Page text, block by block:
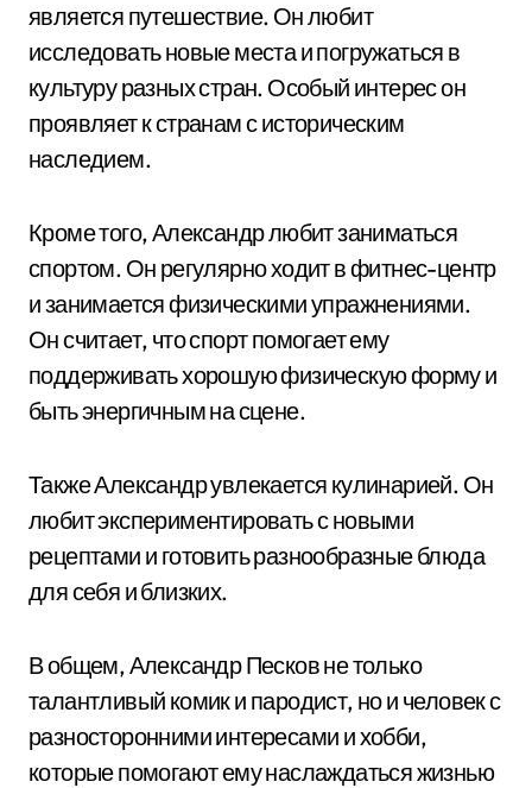
является путешествие. Он любит
исследовать новые места и погружаться в
культуру разных стран. Особый интерес он
проявляет к странам с историческим
наследием.
Кроме того, Александр любит заниматься
спортом. Он регулярно ходит в фитнес-центр
и занимается физическими упражнениями.
Он считает, что спорт помогает ему
поддерживать хорошую физическую форму и
быть энергичным на сцене.
Также Александр увлекается кулинарией. Он
любит экспериментировать с новыми
рецептами и готовить разнообразные блюда
для себя и близких.
В общем, Александр Песков не только
талантливый комик и пародист, но и человек с
разносторонними интересами и хобби,
которые помогают ему наслаждаться жизнью